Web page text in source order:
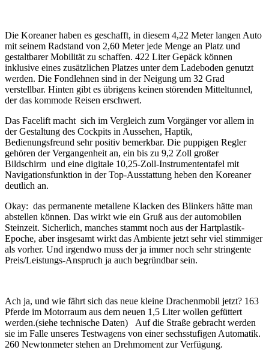
Die Koreaner haben es geschafft, in diesem 4,22 Meter langen Auto
mit seinem Radstand von 2,60 Meter jede Menge an Platz und
gestaltbarer Mobilität zu schaffen. 422 Liter Gepäck können
inklusive eines zusätzlichen Platzes unter dem Ladeboden genutzt
werden. Die Fondlehnen sind in der Neigung um 32 Grad
verstellbar. Hinten gibt es übrigens keinen störenden Mitteltunnel,
der das kommode Reisen erschwert.
Das Facelift macht sich im Vergleich zum Vorgänger vor allem in
der Gestaltung des Cockpits in Aussehen, Haptik,
Bedienungsfreund sehr positiv bemerkbar. Die puppigen Regler
gehören der Vergangenheit an, ein bis zu 9,2 Zoll großer
Bildschirm und eine digitale 10,25-Zoll-Instrumententafel mit
Navigationsfunktion in der Top-Ausstattung heben den Koreaner
deutlich an.
Okay: das permanente metallene Klacken des Blinkers hätte man
abstellen können. Das wirkt wie ein Gruß aus der automobilen
Steinzeit. Sicherlich, manches stammt noch aus der Hartplastik-
Epoche, aber insgesamt wirkt das Ambiente jetzt sehr viel stimmiger
als vorher. Und irgendwo muss der ja immer noch sehr stringente
Preis/Leistungs-Anspruch ja auch begründbar sein.
Ach ja, und wie fährt sich das neue kleine Drachenmobil jetzt? 163
Pferde im Motorraum aus dem neuen 1,5 Liter wollen gefüttert
werden.(siehe technische Daten) Auf die Straße gebracht werden
sie im Falle unseres Testwagens von einer sechsstufigen Automatik.
260 Newtonmeter stehen an Drehmoment zur Verfügung.